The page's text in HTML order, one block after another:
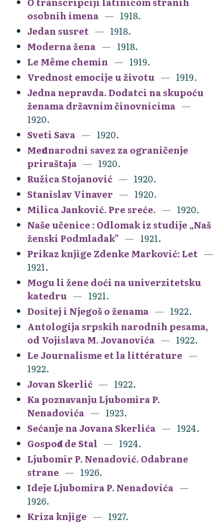
osobnih imena
1918.
Jedan susret
1918.
Moderna žena
1918.
Le Même chemin
1919.
Vrednost emocije u životu
1919.
Jedna nepravda. Dodatci na skupoću
ženama državnim činovnicima
1920.
Sveti Sava
1920.
Međunarodni savez za ograničenje
priraštaja
1920.
Ružica Stojanović
1920.
Stanislav Vinaver
1920.
Milica Janković. Pre sreće.
1920.
Naše učenice : Odlomak iz studije „Naš
ženski Podmladak”
1921.
Prikaz knjige Zdenke Marković: Let
1921.
Mogu li žene doći na univerzitetsku
katedru
1921.
Dositej i Njegoš o ženama
1922.
Antologija srpskih narodnih pesama,
od Vojislava M. Jovanovića
1922.
Le Journalisme et la littérature
1922.
Jovan Skerlić
1922.
Ka poznavanju Ljubomira P.
Nenadovića
1923.
Sećanje na Jovana Skerlića
1924.
Gospođa de Stal
1924.
Ljubomir P. Nenadović. Odabrane
strane
1926.
Ideje Ljubomira P. Nenadovića
1926.
Kriza knjige
1927.